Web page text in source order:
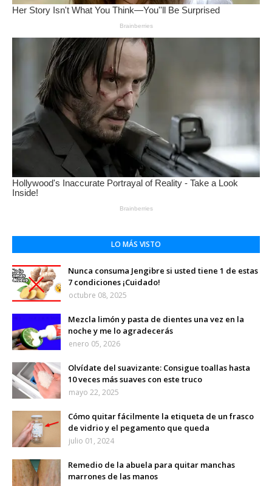
LO MÁS VISTO
Nunca consuma Jengibre si usted tiene 1 de estas
7 condiciones ¡Cuidado!
octubre 08, 2025
Mezcla limón y pasta de dientes una vez en la
noche y me lo agradecerás
enero 05, 2026
Olvídate del suavizante: Consigue toallas hasta
10 veces más suaves con este truco
mayo 22, 2025
Cómo quitar fácilmente la etiqueta de un frasco
de vidrio y el pegamento que queda
julio 01, 2024
Remedio de la abuela para quitar manchas
marrones de las manos